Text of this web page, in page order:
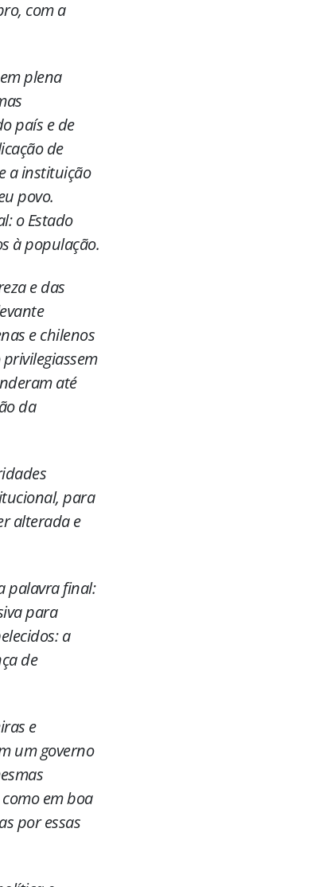
com a
plena
país e de
de
a instituição
povo.
o Estado
à população.
e das
e chilenos
até
da
para
alterada e
palavra final:
para
a
de
e
um governo
em boa
por essas